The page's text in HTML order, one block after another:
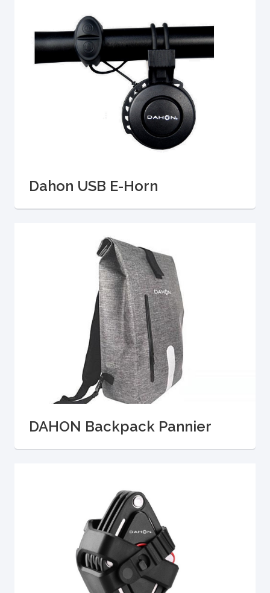
Dahon USB E-Horn
DAHON Backpack Pannier